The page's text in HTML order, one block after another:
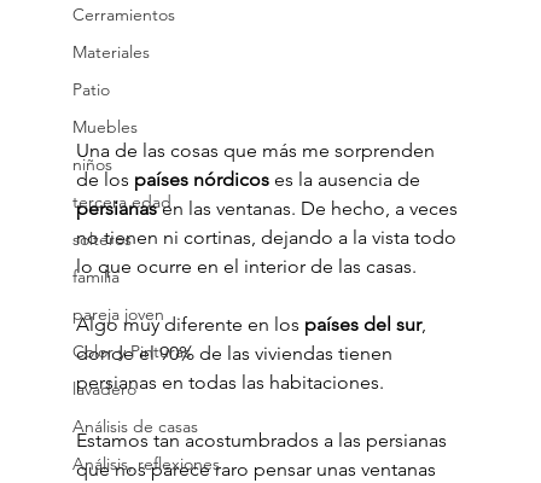
Cerramientos
Materiales
Patio
Muebles
niños
tercera edad
solteros
familia
pareja joven
Color y Pinturas
lavadero
Análisis de casas
Análisis, reflexiones
Una de las cosas que más me sorprenden
de los países nórdicos es la ausencia de
persianas en las ventanas. De hecho, a veces
no tienen ni cortinas, dejando a la vista todo
lo que ocurre en el interior de las casas.
Algo muy diferente en los países del sur,
donde el 90% de las viviendas tienen
persianas en todas las habitaciones.
Estamos tan acostumbrados a las persianas
que nos parece raro pensar unas ventanas